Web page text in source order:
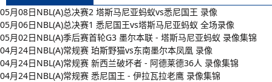
05月08日NBL(A)总决赛2 塔斯马尼亚蚂蚁vs悉尼国王 录像
05月06日NBL(A)总决赛1 悉尼国王vs塔斯马尼亚蚂蚁 全场录像
05月02日NBL(A)季后赛首轮G3 墨尔本联 - 塔斯马尼亚蚂蚁 录像集锦
04月24日NBL(A)常规赛 珀斯野猫vs东南墨尔本凤凰 录像
04月24日NBL(A)常规赛 新西兰破坏者 - 阿德莱德36人 录像集锦
04月24日NBL(A)常规赛 悉尼国王 - 伊拉瓦拉老鹰 录像集锦